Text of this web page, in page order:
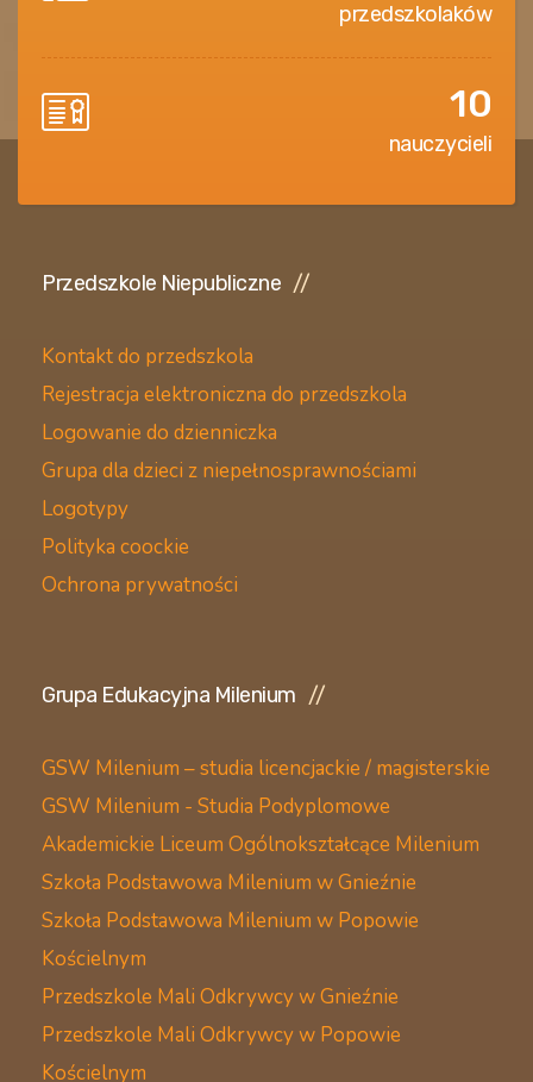
przedszkolaków
10
nauczycieli
Przedszkole Niepubliczne
Kontakt do przedszkola
Rejestracja elektroniczna do przedszkola
Logowanie do dzienniczka
Grupa dla dzieci z niepełnosprawnościami
Logotypy
Polityka coockie
Ochrona prywatności
Grupa Edukacyjna Milenium
GSW Milenium – studia licencjackie / magisterskie
GSW Milenium - Studia Podyplomowe
Akademickie Liceum Ogólnokształcące Milenium
Szkoła Podstawowa Milenium w Gnieźnie
Szkoła Podstawowa Milenium w Popowie
Kościelnym
Przedszkole Mali Odkrywcy w Gnieźnie
Przedszkole Mali Odkrywcy w Popowie
Kościelnym